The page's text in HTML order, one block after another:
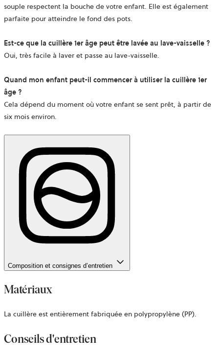
souple respectent la bouche de votre enfant. Elle est également
parfaite pour atteindre le fond des pots.
Est-ce que la cuillère 1er âge peut être lavée au lave-vaisselle ?
Oui, très facile à laver et passe au lave-vaisselle.
Quand mon enfant peut-il commencer à utiliser la cuillère 1er
âge ?
Cela dépend du moment où votre enfant se sent prêt, à partir de
six mois environ.
Composition et consignes d’entretien
Matériaux
La cuillère est entièrement fabriquée en polypropylène (PP).
Conseils d'entretien